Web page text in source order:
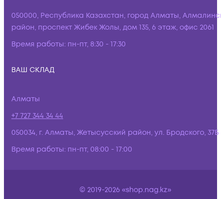
050000, Республика Казахстан, город Алматы,
район, проспект Жибек Жолы, дом 135, 6 этаж, офис 2061
Время работы: пн-пт, 8:30 - 17:30
ВАШ СКЛАД
Алматы
+7 727 344 34 44
050034, г. Алматы, Жетысусский район, ул. Бродского, 37Б
Время работы: пн-пт, 08:00 - 17:00
© 2019-2026 «shop.nag.kz»